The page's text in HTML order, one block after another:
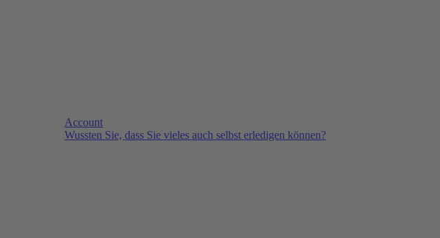
Account
Wussten Sie, dass Sie vieles auch selbst erledigen können?